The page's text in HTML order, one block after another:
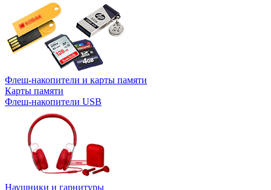
Флеш-накопители и карты памяти
Карты памяти
Флеш-накопители USB
Наушники и гарнитуры